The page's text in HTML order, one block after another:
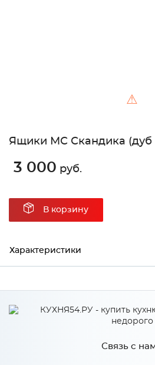
⚠
Ящики МС Скандика
3 000 руб.
В корзину
Характеристики
Высота 161
Связь с